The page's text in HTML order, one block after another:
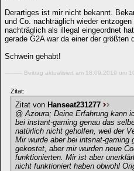
Derartiges ist mir nicht bekannt.
und Co. nachträglich wieder
nachträglich als illegal eingeordnet
gerade G2A war da einer der größten
Schwein gehabt!
---------- Beitrag aktualisiert am 18.09.2019 um
Zitat:
Zitat von Hanseat231277
@ Azoura; Deine Erfahrung kann
bei instant-gaming genau das
natürlich nicht geholfen, weil der
Mir wurde aber bei intsnat-
gekostet, aber mir wurden neue
funktionierten. Mir ist aber
nicht funktioniert haben obwohl